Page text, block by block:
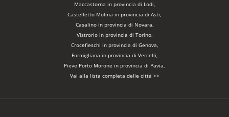
Maccastorna in provincia di Lodi,
Castelletto Molina in provincia di Asti,
Casalino in provincia di Novara,
Vistrorio in provincia di Torino,
Crocefieschi in provincia di Genova,
Formigliana in provincia di Vercelli,
Pieve Porto Morone in provincia di Pavia,
Vai alla lista completa delle città >>